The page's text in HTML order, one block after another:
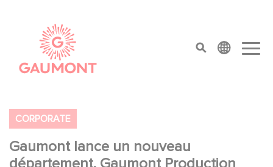
top menu
CORPORATE
Gaumont lance un nouveau